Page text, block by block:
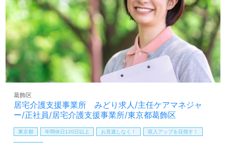
リアを描きたい』『転職で施設形態や環境を変えて働きた
い』等の方も大歓迎です！募集詳細等、担当コンサルタン
トよりご案内します。お問い合わせも遠慮なくお願いしま
す。
医療/福祉業界の正社員/パート求人探しは【ウィルオブ介
護】＊求人情報収集、将来的に検討の方も遠慮なく＊
LINE、メール、お電話などご希望に応じてお問い合わせ/ご
料サービスをご利用いただけます。＜非公開求人も取扱い
あり！＞"転職支援"のプロと一緒に転職活動！お問い合わ
せお待ちしております。
居宅介護支援事業所 みどり求人/主任ケアマネジャ
ー/正社員/居宅介護支援事業所/東京都葛飾区
葛飾区
東京都 年間休日120日以上 お見逃しなく！ 収入アップを目指す！